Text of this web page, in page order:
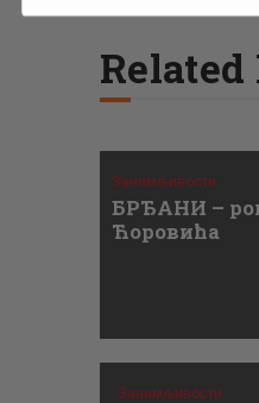
Related
Занимљивости
БРЂАНИ –
Ћоровића
Занимљивости